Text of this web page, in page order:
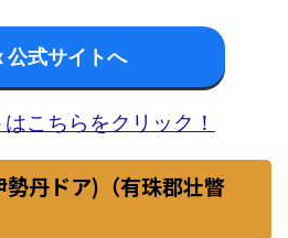
公式サイトへ
こちらをクリック！
丹ドア)（有珠郡壮瞥